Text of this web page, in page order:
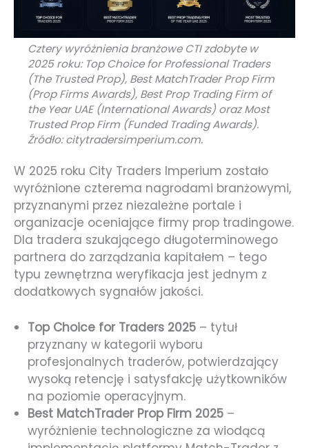
Cztery wyróżnienia branżowe CTI zdobyte w
2025 roku: Top Choice for Professional Traders
(The Trusted Prop), Best MatchTrader Prop Firm
(Prop Firms Awards), Best Prop Trading Firm of
the Year UAE (International Awards) oraz Most
Trusted Prop Firm (Funded Trading Awards).
Źródło: citytradersimperium.com.
W 2025 roku City Traders Imperium zostało
wyróżnione czterema nagrodami branżowymi,
przyznanymi przez niezależne portale i
organizacje oceniające firmy prop tradingowe.
Dla tradera szukającego długoterminowego
partnera do zarządzania kapitałem – tego
typu zewnętrzna weryfikacja jest jednym z
dodatkowych sygnałów jakości.
Top Choice for Traders 2025 – tytuł
przyznany w kategorii wyboru
profesjonalnych traderów, potwierdzający
wysoką retencję i satysfakcję użytkowników
na poziomie operacyjnym.
Best MatchTrader Prop Firm 2025 –
wyróżnienie technologiczne za wiodącą